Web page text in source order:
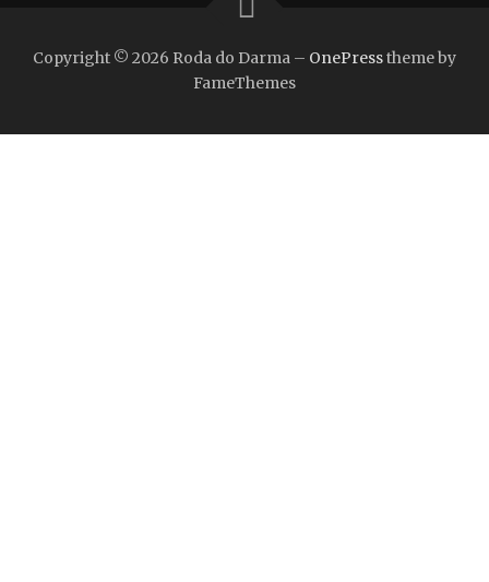
Copyright © 2026 Roda do Darma – OnePresstheme by
FameThemes